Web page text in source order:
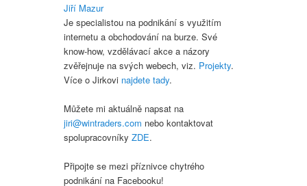
Jiří Mazur
Je specialistou na podnikání s využitím
internetu a obchodování na burze. Své
know-how, vzdělávací akce a názory
zvěřejnuje na svých webech, viz. Projekty.
Více o Jirkovi najdete tady.
Můžete mi aktuálně napsat na
jiri@wintraders.com nebo kontaktovat
spolupracovníkyZDE.
Připojte se mezi příznivce chytrého
podnikání na Facebooku!